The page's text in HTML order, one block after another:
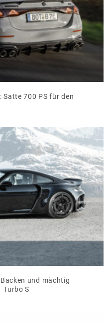
Satte 700 PS für den
und mächtig
Turbo S